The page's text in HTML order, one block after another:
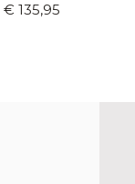
€ 135,95